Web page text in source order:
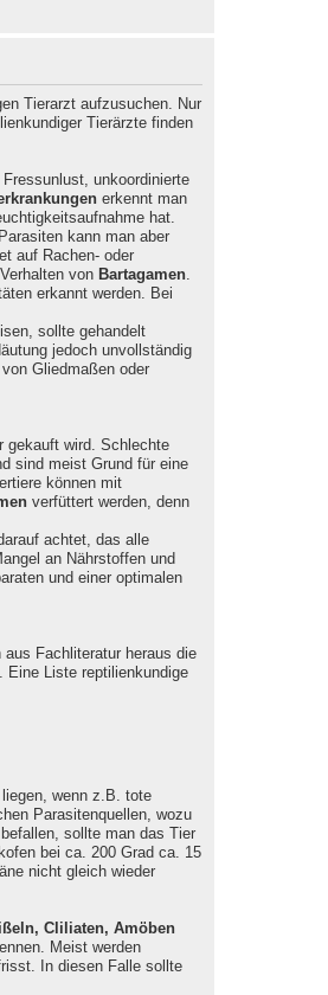
Tierarzt aufzusuchen. Nur
Tierärzte finden
unkoordinierte
erkennt man
hat.
kann man aber
auf Rachen- oder
von Bartagamen.
erkannt werden. Bei
sollte gehandelt
jedoch unvollständig
Gliedmaßen oder
gekauft wird. Schlechte
sind meist Grund für eine
können mit
verfüttert werden, denn
achtet, das alle
an Nährstoffen und
und einer optimalen
Fachliteratur heraus die
Liste reptilienkundige
wenn z.B. tote
Parasitenquellen, wozu
sollte man das Tier
bei ca. 200 Grad ca. 15
nicht gleich wieder
Cliliaten, Amöben
Meist werden
In diesen Falle sollte